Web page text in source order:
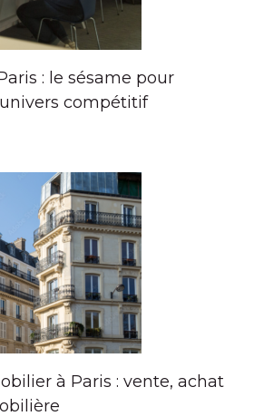
: le sésame pour
compétitif
à Paris : vente, achat